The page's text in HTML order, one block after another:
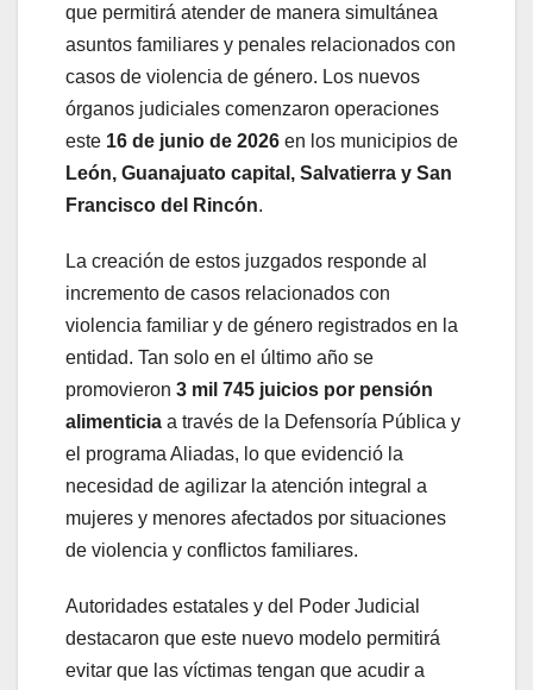
que permitirá atender de manera simultánea
asuntos familiares y penales relacionados con
casos de violencia de género. Los nuevos
órganos judiciales comenzaron operaciones
este 16 de junio de 2026 en los municipios de
León, Guanajuato capital, Salvatierra y San
Francisco del Rincón.
La creación de estos juzgados responde al
incremento de casos relacionados con
violencia familiar y de género registrados en la
entidad. Tan solo en el último año se
promovieron 3 mil 745 juicios por pensión
alimenticia a través de la Defensoría Pública y
el programa Aliadas, lo que evidenció la
necesidad de agilizar la atención integral a
mujeres y menores afectados por situaciones
de violencia y conflictos familiares.
Autoridades estatales y del Poder Judicial
destacaron que este nuevo modelo permitirá
evitar que las víctimas tengan que acudir a